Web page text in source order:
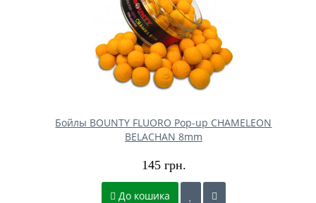
Бойлы BOUNTY FLUORO Pop-up CHAMELEON
BELACHAN 8mm
145 грн.
До кошика